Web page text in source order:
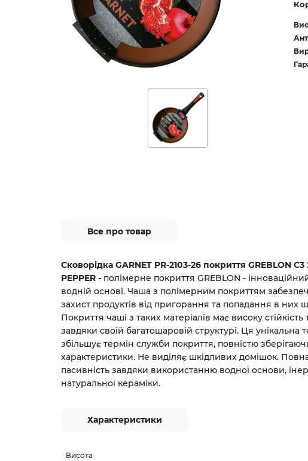
Все про товар
Сковорідка GARNET PR-2103-26 покриття GREBLON
PEPPER - полімерне покриття GREBLON -
водній основі. Чаша з полімерним покриттям
захист продуктів від пригорання та попадання в них
Покриття чаші з таких матеріалів має високу стійкість
завдяки своїй багатошаровій структурі. Ця унікальна
збільшує термін служби покриття, повністю
характеристики. Не виділяє шкідливих домішок.
пасивність завдяки використанню водної основи,
натуральної кераміки.
Характеристики
Висота